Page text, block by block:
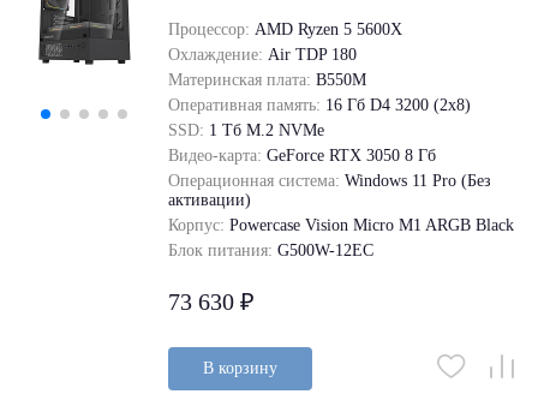
Процессор: AMD Ryzen 5 5600X
Охлаждение: Air TDP 180
Материнская плата: B550M
Оперативная память: 16 Гб D4 3200 (2x8)
SSD: 1 Tб M.2 NVMe
Видео-карта: GeForce RTX 3050 8 Гб
Операционная система: Windows 11 Pro (Без
активации)
Корпус: Powercase Vision Micro M1 ARGB Black
Блок питания: G500W-12EC
73 630 ₽
В корзину